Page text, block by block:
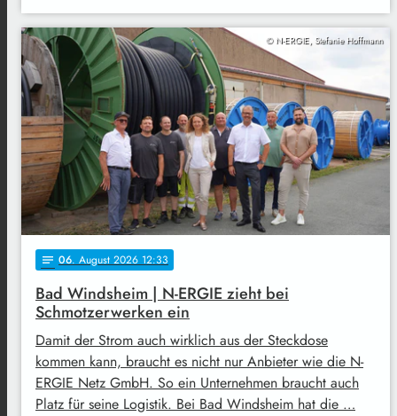
© N-ERGIE, Stefanie Hoffmann
notes 06. August 2026 12:33
Bad Windsheim | N-ERGIE zieht bei
Schmotzerwerken ein
Damit der Strom auch wirklich aus der Steckdose
kommen kann, braucht es nicht nur Anbieter wie die N-
ERGIE Netz GmbH. So ein Unternehmen braucht auch
Platz für seine Logistik. Bei Bad Windsheim hat die …